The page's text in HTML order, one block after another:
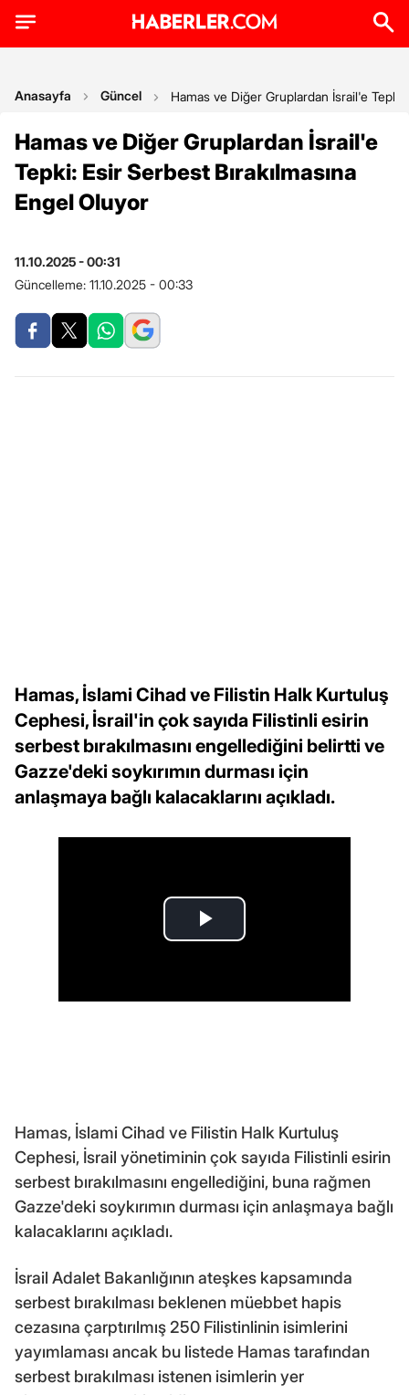
Anasayfa Güncel Hamas ve Diğer Gruplardan İsrail'e Tepki:
Hamas ve Diğer Gruplardan İsrail'e
Tepki: Esir Serbest Bırakılmasına
Engel Oluyor
11.10.2025 - 00:31
Güncelleme: 11.10.2025 - 00:33
Hamas, İslami Cihad ve Filistin Halk Kurtuluş
Cephesi, İsrail'in çok sayıda Filistinli esirin
serbest bırakılmasını engellediğini belirtti ve
Gazze'deki soykırımın durması için
anlaşmaya bağlı kalacaklarını açıkladı.
Hamas, İslami Cihad ve Filistin Halk Kurtuluş
Cephesi, İsrail yönetiminin çok sayıda Filistinli esirin
serbest bırakılmasını engellediğini, buna rağmen
Gazze'deki soykırımın durması için anlaşmaya bağlı
kalacaklarını açıkladı.
İsrail Adalet Bakanlığının ateşkes kapsamında
serbest bırakılması beklenen müebbet hapis
cezasına çarptırılmış 250 Filistinlinin isimlerini
yayımlaması ancak bu listede Hamas tarafından
serbest bırakılması istenen isimlerin yer